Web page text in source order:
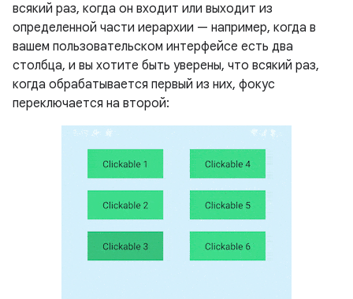
всякий раз, когда он входит или выходит из
определенной части иерархии — например, когда в
вашем пользовательском интерфейсе есть два
столбца, и вы хотите быть уверены, что всякий раз,
когда обрабатывается первый из них, фокус
переключается на второй: